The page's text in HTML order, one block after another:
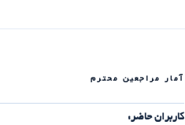
آمار مراجعین محترم
کاربران حاضر: